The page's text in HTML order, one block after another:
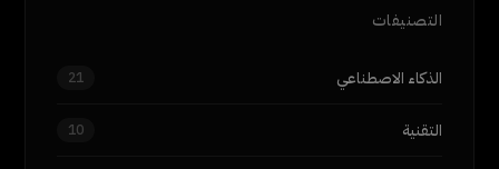
التصنيفات
الذكاء الاصطناعي 21
التقنية 10